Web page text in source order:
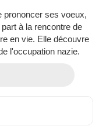
prononcer ses voeux,
à la rencontre de
en vie. Elle découvre
l'occupation nazie.